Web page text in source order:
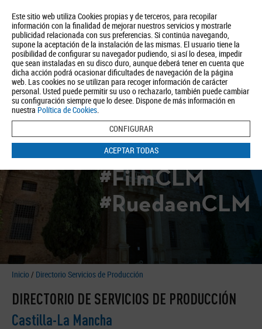
Este sitio web utiliza Cookies propias y de terceros, para recopilar
información con la finalidad de mejorar nuestros servicios y mostrarle
publicidad relacionada con sus preferencias. Si continúa navegando,
supone la aceptación de la instalación de las mismas. El usuario tiene la
posibilidad de configurar su navegador pudiendo, si así lo desea, impedir
que sean instaladas en su disco duro, aunque deberá tener en cuenta que
dicha acción podrá ocasionar dificultades de navegación de la página
web. Las cookies no se utilizan para recoger información de carácter
personal. Usted puede permitir su uso o rechazarlo, también puede cambiar
su configuración siempre que lo desee. Dispone de más información en
nuestra Política de Cookies.
CONFIGURAR
ACEPTAR TODAS
Quiénes somos Turismo Política de Privacidad Aviso Legal
Política de Cookies
BUSCAR
#FilmCLM
#RuedaenCLM
Inicio / Directorio Servicios de Producción
DIRECTORIO DE SERVICIOS DE PRODUCCIÓN
Castilla-La Mancha